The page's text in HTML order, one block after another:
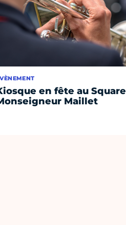
en fête au Square
Maillet